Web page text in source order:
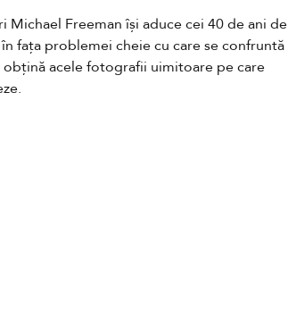
Freeman își aduce cei 40 de ani de
fața problemei cheie cu care se confruntă
acele fotografii uimitoare pe care